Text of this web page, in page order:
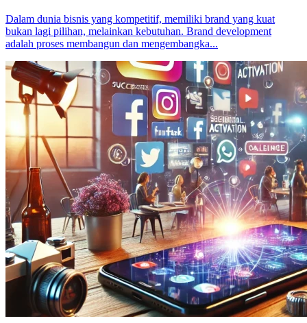
Dalam dunia bisnis yang kompetitif, memiliki brand yang kuat
bukan lagi pilihan, melainkan kebutuhan. Brand development
adalah proses membangun dan mengembangka...